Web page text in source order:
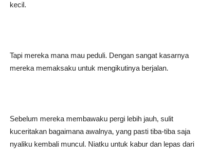
kecil.
Tapi mereka mana mau peduli. Dengan sangat kasarnya
mereka memaksaku untuk mengikutinya berjalan.
Sebelum mereka membawaku pergi lebih jauh, sulit
kuceritakan bagaimana awalnya, yang pasti tiba-tiba saja
nyaliku kembali muncul. Niatku untuk kabur dan lepas dari